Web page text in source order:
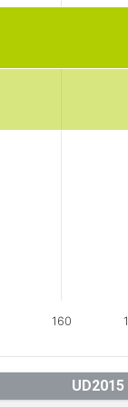
160
UD2015